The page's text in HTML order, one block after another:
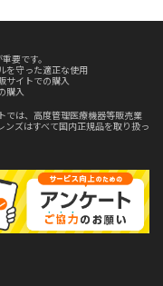
要です。
を守った適正な使用
サイトでの購入
購入
では、高度管理医療機器等販売業
ズはすべて国内正規品を取り扱っ